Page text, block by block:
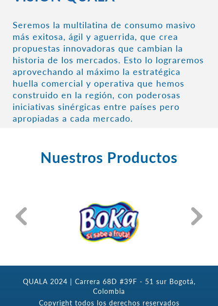
Seremos la multilatina de consumo masivo
más exitosa, ágil y aguerrida, que crea
propuestas innovadoras que cambian la
historia de los mercados. Esto lo lograremos
aprovechando al máximo la estratégica
huella comercial y operativa que hemos
construido en la región, con poderosas
iniciativas sinérgicas entre países pero
apropiadas a cada mercado.
Nuestros Productos
QUALA 2024 | Carrera 68D #39F - 51 sur Bogotá,
Colombia
Copyright todos los derechos reservados